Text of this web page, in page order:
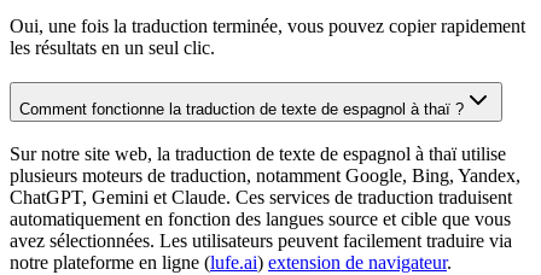
Oui, une fois la traduction terminée, vous pouvez copier rapidement
les résultats en un seul clic.
Comment fonctionne la traduction de texte de espagnol à thaï ?
Sur notre site web, la traduction de texte de espagnol à thaï utilise
plusieurs moteurs de traduction, notamment Google, Bing, Yandex,
ChatGPT, Gemini et Claude. Ces services de traduction traduisent
automatiquement en fonction des langues source et cible que vous
avez sélectionnées. Les utilisateurs peuvent facilement traduire via
notre plateforme en ligne (lufe.ai) extension de navigateur.